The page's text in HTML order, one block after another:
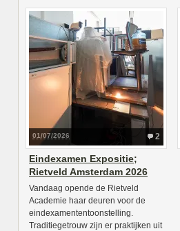
2
01/07/2026
Eindexamen Expositie;
Rietveld Amsterdam 2026
Vandaag opende de Rietveld
Academie haar deuren voor de
eindexamententoonstelling.
Traditiegetrouw zijn er praktijken uit